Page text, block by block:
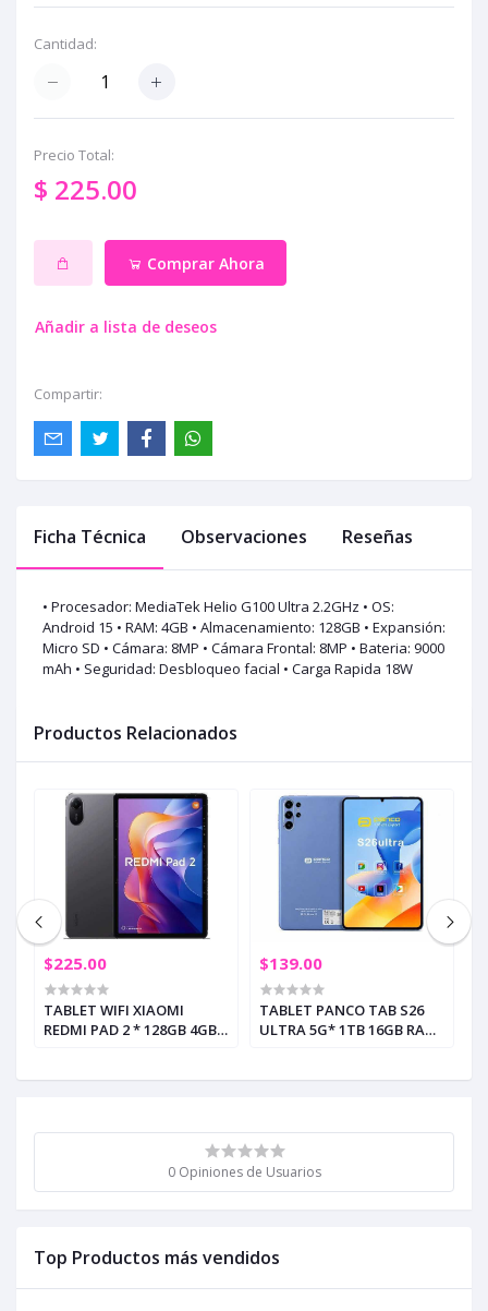
Cantidad:
Precio Total:
$ 225.00
Comprar Ahora
Añadir a lista de deseos
Compartir:
0 Opiniones de Usuarios
Top Productos más vendidos
Ficha Técnica Observaciones Reseñas
• Procesador: MediaTek Helio G100 Ultra 2.2GHz • OS:
Android 15 • RAM: 4GB • Almacenamiento: 128GB • Expansión:
Micro SD • Cámara: 8MP • Cámara Frontal: 8MP • Bateria: 9000
mAh • Seguridad: Desbloqueo facial • Carga Rapida 18W
Productos Relacionados
$225.00
TABLET WIFI XIAOMI
REDMI PAD 2 * 128GB 4GB
$139.00
TABLET PANCO TAB S26
ULTRA 5G* 1TB 16GB RAM